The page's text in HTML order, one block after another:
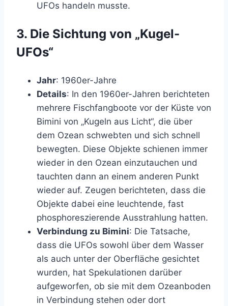
UFOs handeln musste.
3. Die Sichtung von „Kugel-
UFOs“
Jahr: 1960er-Jahre
Details: In den 1960er-Jahren berichteten
mehrere Fischfangboote vor der Küste von
Bimini von „Kugeln aus Licht“, die über
dem Ozean schwebten und sich schnell
bewegten. Diese Objekte schienen immer
wieder in den Ozean einzutauchen und
tauchten dann an einem anderen Punkt
wieder auf. Zeugen berichteten, dass die
Objekte dabei eine leuchtende, fast
phosphoreszierende Ausstrahlung hatten.
Verbindung zu Bimini: Die Tatsache,
dass die UFOs sowohl über dem Wasser
als auch unter der Oberfläche gesichtet
wurden, hat Spekulationen darüber
aufgeworfen, ob sie mit dem Ozeanboden
in Verbindung stehen oder dort